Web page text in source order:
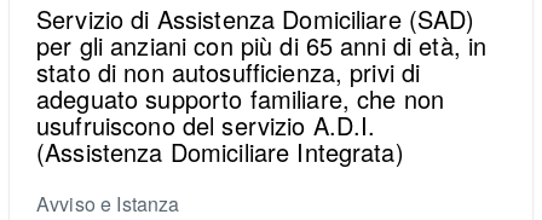
Servizio di Assistenza Domiciliare (SAD)
per gli anziani con più di 65 anni di età, in
stato di non autosufficienza, privi di
adeguato supporto familiare, che non
usufruiscono del servizio A.D.I.
(Assistenza Domiciliare Integrata)
Avviso e Istanza